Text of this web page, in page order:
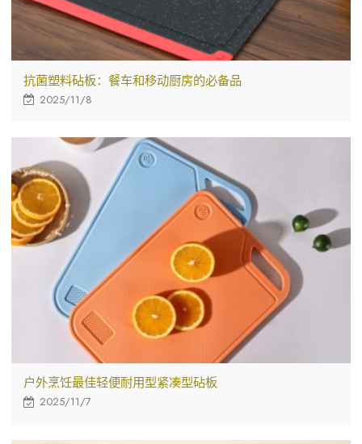
抗菌塑料砧板：餐车和移动厨房的必备品
2025/11/8
户外烹饪最佳轻便耐用型紧凑型砧板
2025/11/7